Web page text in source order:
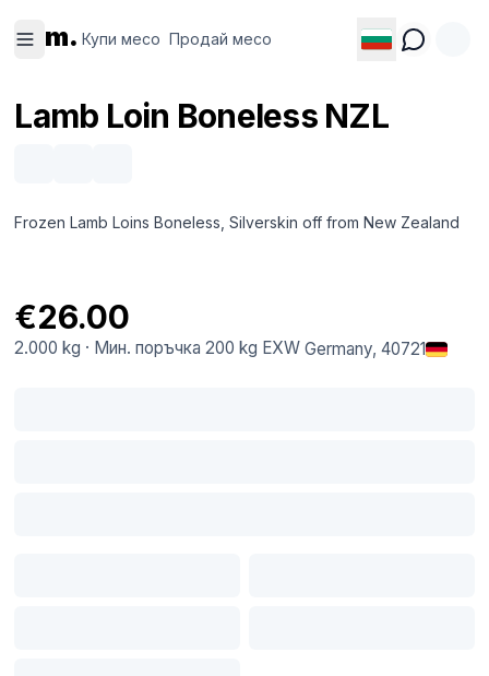
m. Купи месо Продай месо
месо
месо
Lamb Loin Boneless NZL
Frozen Lamb Loins Boneless, Silverskin off from New Zealand
€26.00
2.000 kg · Мин. поръчка 200 kg EXW Germany, 40721